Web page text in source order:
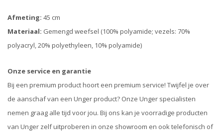
Afmeting: 45 cm
Materiaal: Gemengd weefsel (100% polyamide; vezels: 70%
polyacryl, 20% polyethyleen, 10% polyamide)
Onze service en garantie
Bij een premium product hoort een premium service! Twijfel je over
de aanschaf van een Unger product? Onze Unger specialisten
nemen graag alle tijd voor jou. Bij ons kan je voorradige producten
van Unger zelf uitproberen in onze showroom en ook telefonisch of